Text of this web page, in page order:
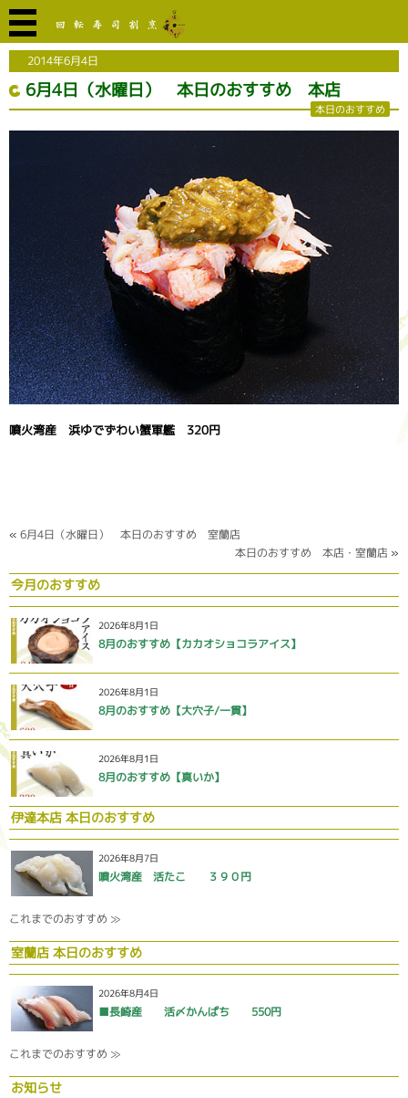
2014年6月4日
6月4日（水曜日） 本日のおすすめ 本店
本日のおすすめ
噴火湾産 浜ゆでずわい蟹軍艦 320円
« 6月4日（水曜日） 本日のおすすめ 室蘭店
本日のおすすめ 本店・室蘭店 »
今月のおすすめ
2026年8月1日
8月のおすすめ【カカオショコラアイス】
2026年8月1日
8月のおすすめ【大穴子/一貫】
2026年8月1日
8月のおすすめ【真いか】
伊達本店 本日のおすすめ
2026年8月7日
噴火湾産 活たこ ３９０円
これまでのおすすめ ≫
室蘭店 本日のおすすめ
2026年8月4日
■長崎産 活〆かんぱち 550円
これまでのおすすめ ≫
お知らせ